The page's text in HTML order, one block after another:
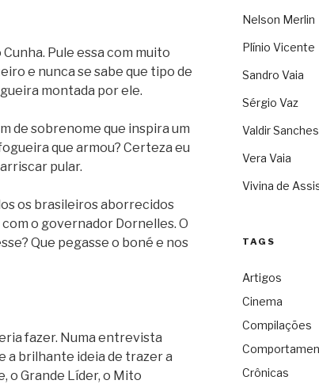
Pule essa com muito
e nunca se sabe que tipo de
montada por ele.
de sobrenome que inspira um
que armou? Certeza eu
pular.
os brasileiros aborrecidos
o governador Dornelles. O
Que pegasse o boné e nos
fazer. Numa entrevista
a brilhante ideia de trazer a
o Grande Líder, o Mito
Nelson Merlin
Plínio Vicente
Sandro Vaia
Sérgio Vaz
Valdir Sanches
Vera Vaia
Vivina de
TAGS
Artigos
Cinema
Compilações
Crônicas